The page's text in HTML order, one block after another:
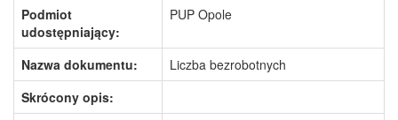
Podmiot
udostępniający:
PUP Opole
Nazwa dokumentu:
Liczba bezrobotnych
Skrócony opis: